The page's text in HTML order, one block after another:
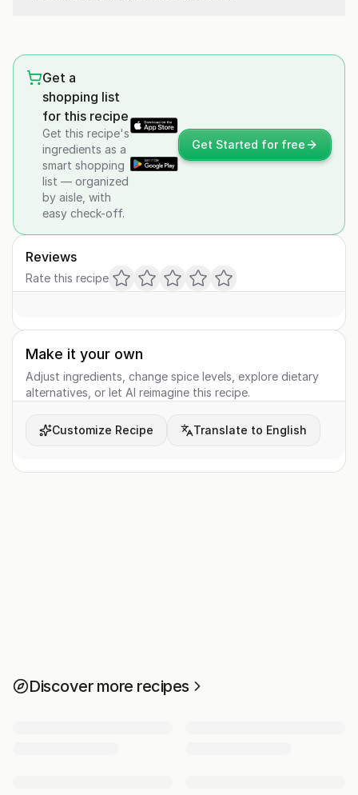
Get a
shopping list
for this recipe
Get this recipe's
ingredients as a
smart shopping
list — organized
by aisle, with
easy check-off.
Get Started for free
Reviews
Rate this recipe
Make it your own
Adjust ingredients, change spice levels, explore dietary
alternatives, or let AI reimagine this recipe.
Customize Recipe Translate to English
Discover more recipes